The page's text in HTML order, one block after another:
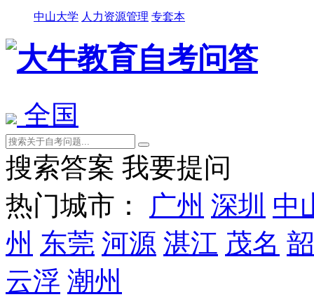
中山大学 人力资源管理 专套本
全国
搜索答案 我要提问
热门城市：
广州 深圳 中
州 东莞 河源 湛江 茂名
云浮 潮州